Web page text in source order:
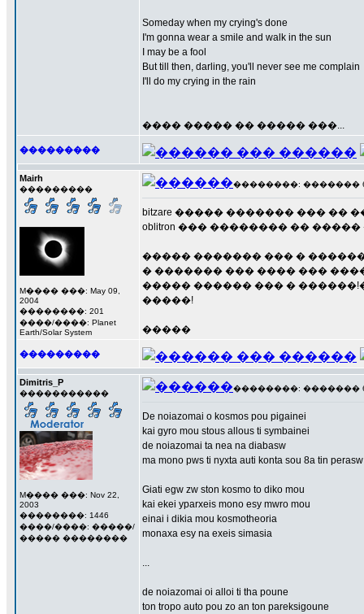
Someday when my crying's done
I'm gonna wear a smile and walk in the sun
I may be a fool
But till then, darling, you'll never see me complain
I'll do my crying in the rain
���� ����� �� ����� ���...
���������
Mairh
���������
M���� ���: May 09,
2004
��������: 201
����/����: Planet
Earth/Solar System
��������: ������� 6
bitzare ����� ������� ���
oblitron ��� �������� ��
����� ������� ��� �
� ������� ��� ���� ���
����� ������ ��� �
�����!
�����
���������
Dimitris_P
�����������
M���� ���: Nov 22,
2003
��������: 1446
����/����: �����/
����� ��������
��������: ������� 6
De noiazomai o kosmos pou pigainei
kai gyro mou stous allous ti symbainei
de noiazomai ta nea na diabasw
ma mono pws ti nyxta auti konta sou 8a tin perasw
Giati egw zw ston kosmo to diko mou
kai ekei yparxeis mono esy mwro mou
einai i dikia mou kosmotheoria
monaxa esy na exeis simasia
...
de noiazomai oi alloi ti tha poune
ton tropo auto pou zo an ton pareksigoune